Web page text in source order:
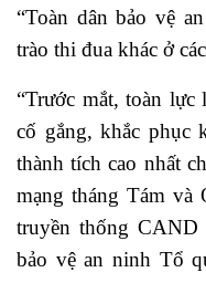
“Toàn dân bảo vệ
trào thi đua khác ở
“Trước mắt, toàn
cố gắng, khắc phục
thành tích cao nhất
mạng tháng Tám và
truyền thống CAND
bảo vệ an ninh Tổ